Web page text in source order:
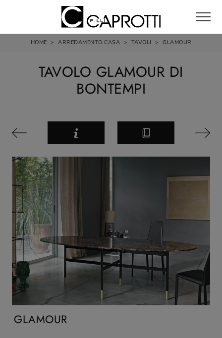
HOME > ARREDAMENTO CASA > TAVOLI > GLAMOUR
TAVOLO GLAMOUR DI
BONTEMPI
GLAMOUR